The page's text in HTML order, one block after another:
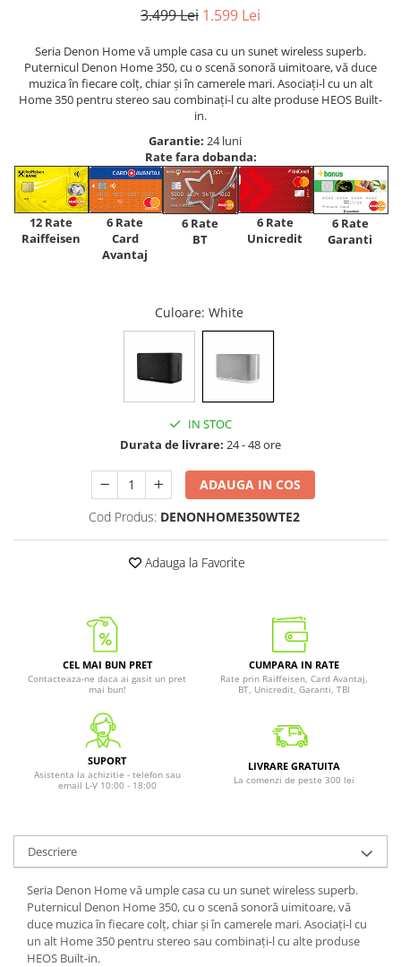
3.499 Lei 1.599 Lei
Seria Denon Home vă umple casa cu un sunet wireless superb.
Puternicul Denon Home 350, cu o scenă sonoră uimitoare, vă duce
muzica în fiecare colț, chiar și în camerele mari. Asociați-l cu un alt
Home 350 pentru stereo sau combinați-l cu alte produse HEOS Built-
in.
Garantie: 24 luni
Rate fara dobanda:
12 Rate
Raiffeisen
6 Rate
Card
Avantaj
6 Rate
BT
6 Rate
Unicredit
6 Rate
Garanti
Culoare: White
IN STOC
Durata de livrare: 24 - 48 ore
ADAUGA IN COS
Cod Produs: DENONHOME350WTE2
Adauga la Favorite
CEL MAI BUN PRET
Contacteaza-ne daca ai gasit un pret
mai bun!
CUMPARA IN RATE
Rate prin Raiffeisen, Card Avantaj,
BT, Unicredit, Garanti, TBI
SUPORT
Asistenta la achizitie - telefon sau
email L-V 10:00 - 18:00
LIVRARE GRATUITA
La comenzi de peste 300 lei
Descriere
Seria Denon Home vă umple casa cu un sunet wireless superb.
Puternicul Denon Home 350, cu o scenă sonoră uimitoare, vă
duce muzica în fiecare colț, chiar și în camerele mari. Asociați-l cu
un alt Home 350 pentru stereo sau combinați-l cu alte produse
HEOS Built-in.